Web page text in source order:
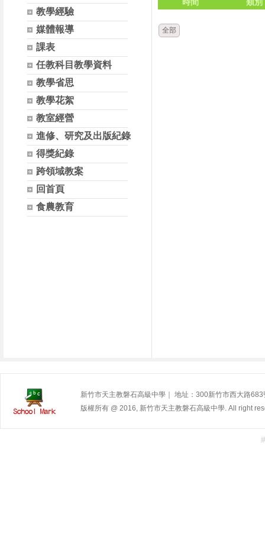
教學經驗
媒體報導
課表
任教科目教學資料
教學省思
教學花絮
教室經營
進修、研究及出版紀錄
得獎紀錄
跨領域教案
回首頁
食農教育
全部
新竹市天主教磐石高級中學｜ 地址：300新竹市西大路
版權所有 @ 2016, 新竹市天主教磐石高級中學. All right